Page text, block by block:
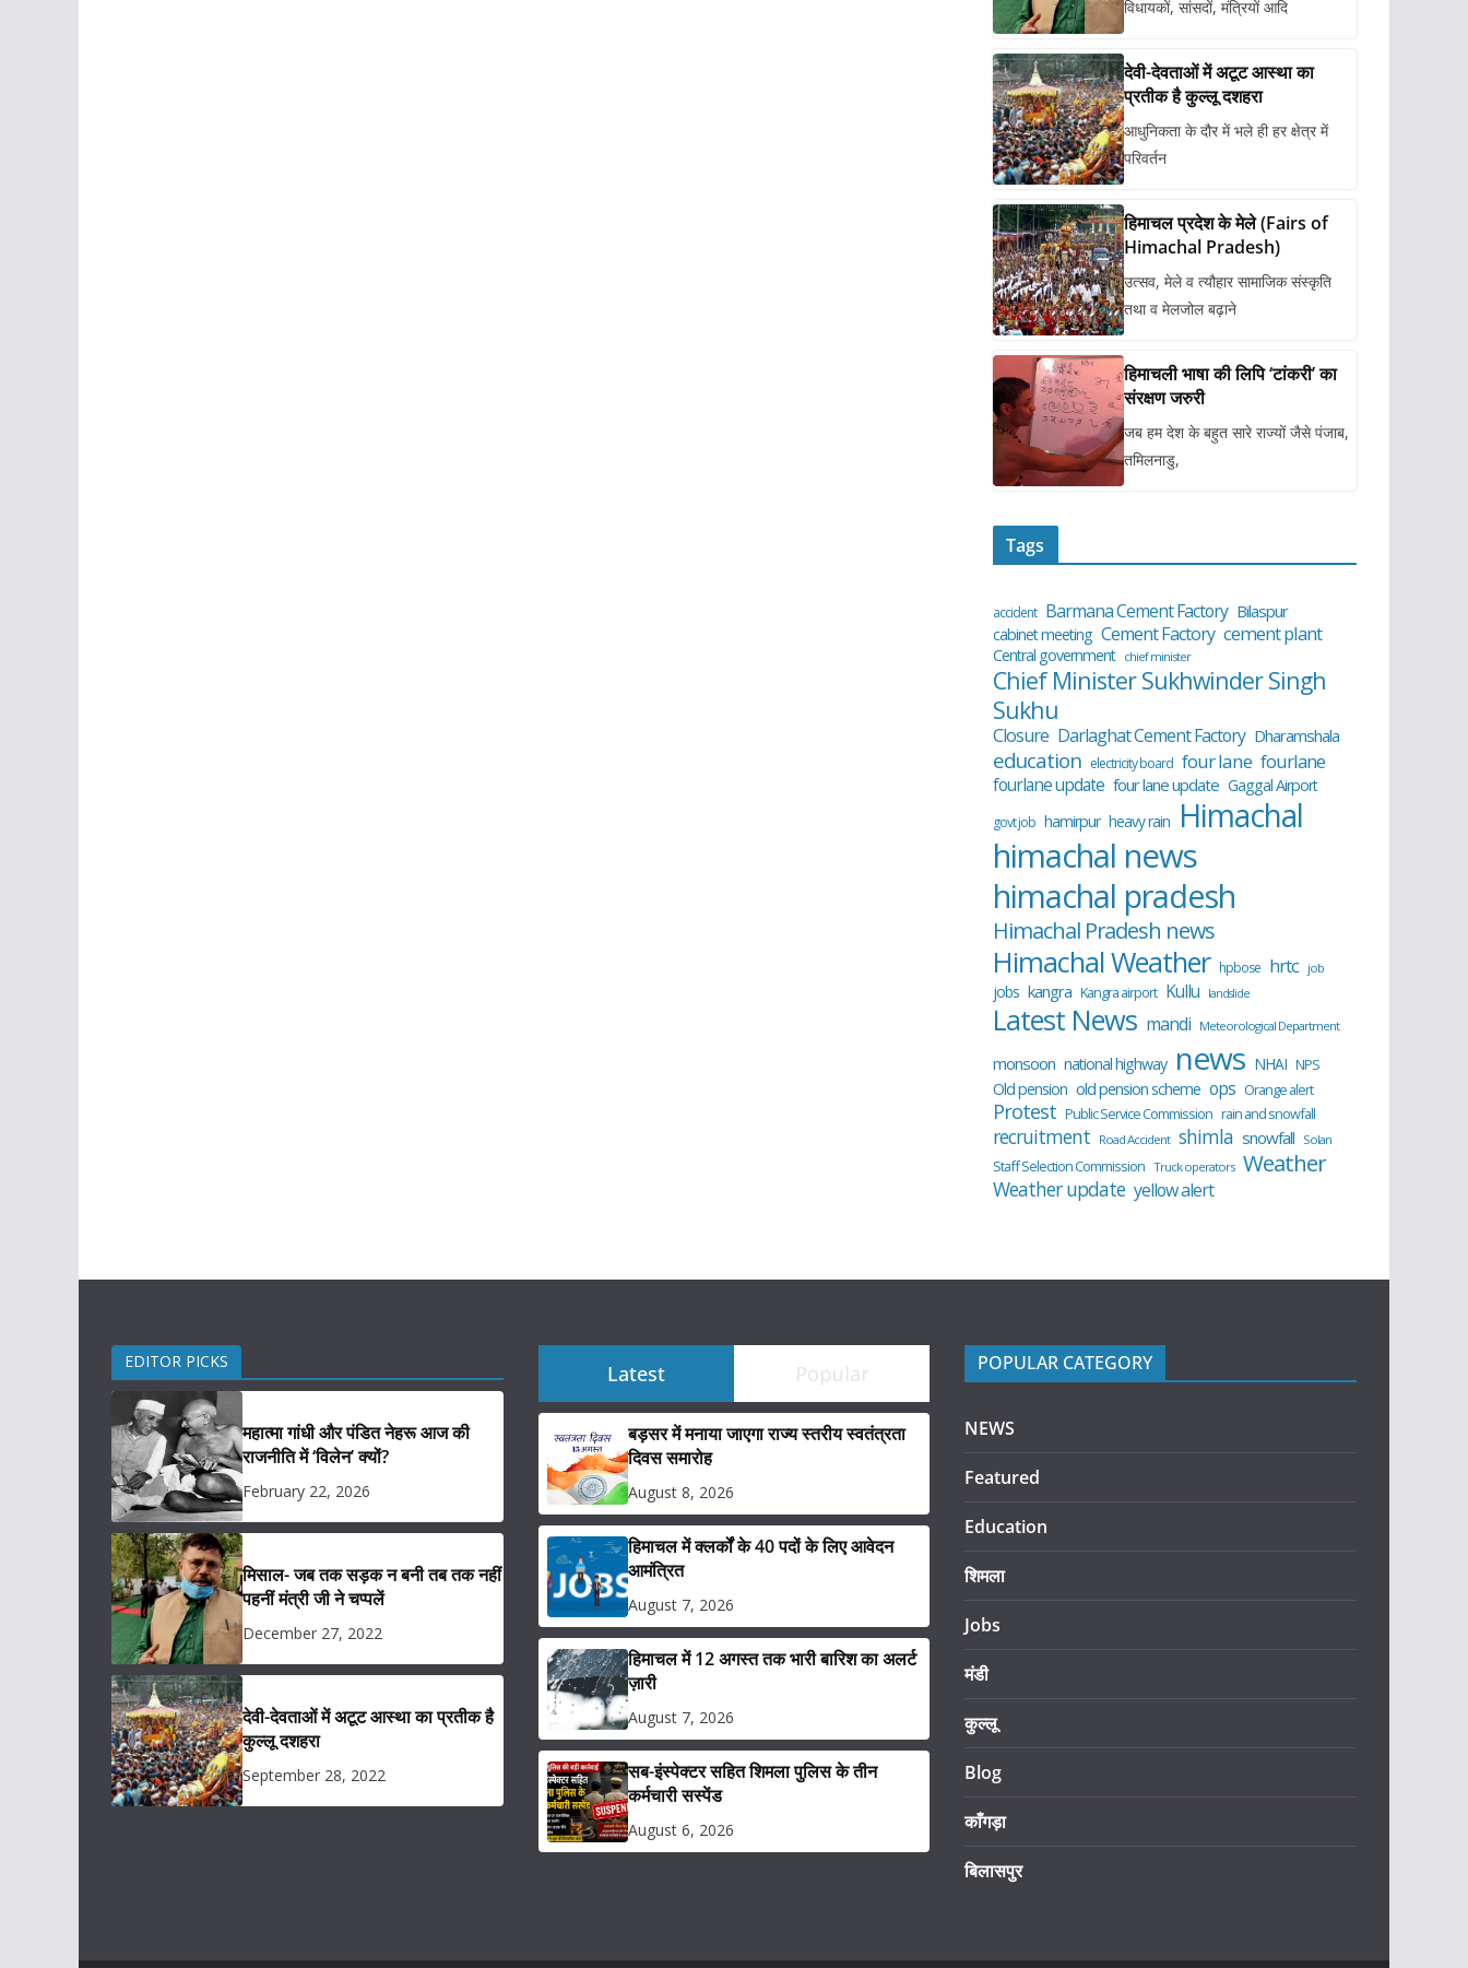
विधायकों, सांसदों, मंत्रियों आदि
देवी-देवताओं में अटूट आस्था का
प्रतीक है कुल्लू दशहरा
आधुनिकता के दौर में भले ही हर क्षेत्र में
परिवर्तन
हिमाचल प्रदेश के मेले (Fairs of
Himachal Pradesh)
उत्सव, मेले व त्यौहार सामाजिक संस्कृति
तथा व मेलजोल बढ़ाने
हिमाचली भाषा की लिपि ‘टांकरी’ का
संरक्षण जरुरी
जब हम देश के बहुत सारे राज्यों जैसे पंजाब,
तमिलनाडु,
Tags
accident Barmana Cement Factory Bilaspur
cabinet meeting Cement Factory cement plant
Central government chief minister
Chief Minister Sukhwinder Singh
Sukhu
Closure Darlaghat Cement Factory Dharamshala
education electricity board four lane fourlane
fourlane update four lane update Gaggal Airport
govt job hamirpur heavy rain Himachal
himachal news
himachal pradesh
Himachal Pradesh news
Himachal Weather hpbose hrtc job
jobs kangra Kangra airport Kullu landslide
Latest News mandi Meteorological Department
monsoon national highway news NHAI NPS
Old pension old pension scheme ops Orange alert
Protest Public Service Commission rain and snowfall
recruitment Road Accident shimla snowfall Solan
Staff Selection Commission Truck operators Weather
Weather update yellow alert
EDITOR PICKS
महात्मा गांधी और पंडित नेहरू आज की
राजनीति में ‘विलेन’ क्यों?
February 22, 2026
मिसाल- जब तक सड़क न बनी तब तक नहीं
पहनीं मंत्री जी ने चप्पलें
December 27, 2022
देवी-देवताओं में अटूट आस्था का प्रतीक है
कुल्लू दशहरा
September 28, 2022
Latest Popular
बड़सर में मनाया जाएगा राज्य स्तरीय स्वतंत्रता
दिवस समारोह
August 8, 2026
हिमाचल में क्लर्कों के 40 पदों के लिए आवेदन
आमंत्रित
August 7, 2026
हिमाचल में 12 अगस्त तक भारी बारिश का अलर्ट
ज़ारी
August 7, 2026
सब-इंस्पेक्टर सहित शिमला पुलिस के तीन
कर्मचारी सस्पेंड
August 6, 2026
POPULAR CATEGORY
NEWS
Featured
Education
शिमला
Jobs
मंडी
कुल्लू
Blog
काँगड़ा
बिलासपुर